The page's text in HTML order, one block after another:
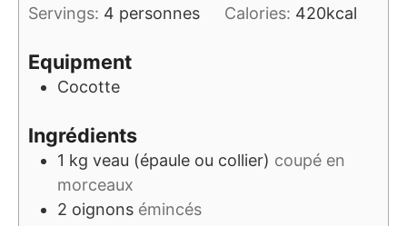
Servings: 4 personnes Calories: 420kcal
Equipment
Cocotte
Ingrédients
1 kg veau (épaule ou collier) coupé en
morceaux
2 oignons émincés